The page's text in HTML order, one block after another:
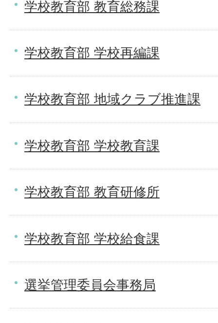
学校教育部 教育総務課
学校教育部 学校再編課
学校教育部 地域クラブ推進課
学校教育部 学校教育課
学校教育部 教育研修所
学校教育部 学校給食課
選挙管理委員会事務局